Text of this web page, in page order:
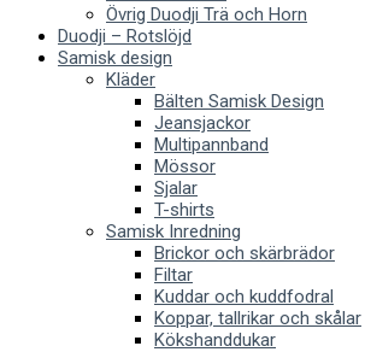
Övrig Duodji Trä och Horn
Duodji – Rotslöjd
Samisk design
Kläder
Bälten Samisk Design
Jeansjackor
Multipannband
Mössor
Sjalar
T-shirts
Samisk Inredning
Brickor och skärbrädor
Filtar
Kuddar och kuddfodral
Koppar, tallrikar och skålar
Kökshanddukar